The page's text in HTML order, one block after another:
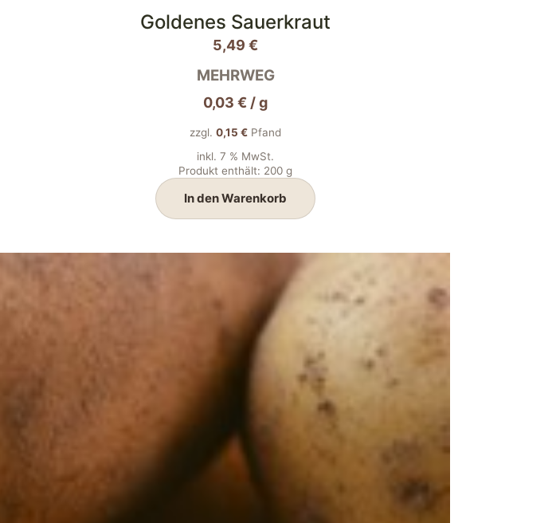
Goldenes Sauerkraut
5,49 €
MEHRWEG
0,03 € /g
zzgl. 0,15 € Pfand
inkl. 7 % MwSt.
Produkt enthält: 200 g
In den Warenkorb